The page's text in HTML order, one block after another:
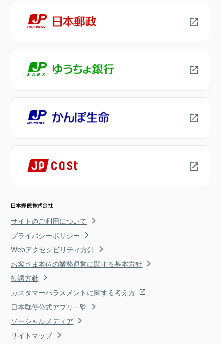
サイトのご利用について
プライバシーポリシー
Webアクセシビリティ方針
お客さま本位の業務運営に関する基本方針
勧誘方針
カスタマーハラスメントに関する考え方
日本郵便公式アプリ一覧
ソーシャルメディア
サイトマップ